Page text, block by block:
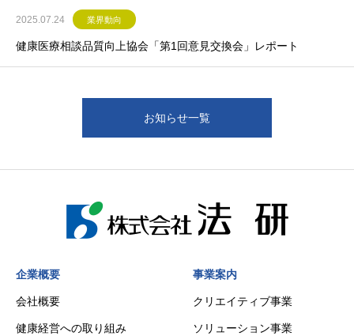
2025.07.24 業界動向
健康医療相談品質向上協会「第1回意見交換会」レポート
お知らせ一覧
企業概要
会社概要
健康経営への取り組み
事業案内
クリエイティブ事業
ソリューション事業